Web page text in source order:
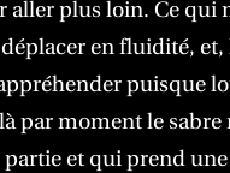
aller plus loin. Ce
en fluidité,
puisque
par moment le
et qui prend